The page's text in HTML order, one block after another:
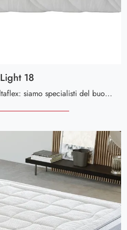
Light 18
Materasso Light 18 di Altaflex: siamo specialisti del buon sonno! Ottieni informazioni sui Materassi in poliuretano singoli.